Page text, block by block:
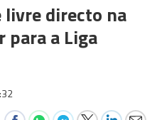
livre directo na
para a Liga